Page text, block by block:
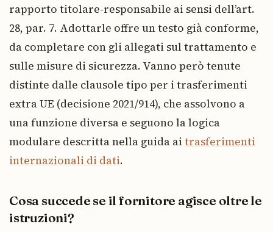
rapporto titolare-responsabile ai sensi dell’art.
28, par. 7. Adottarle offre un testo già conforme,
da completare con gli allegati sul trattamento e
sulle misure di sicurezza. Vanno però tenute
distinte dalle clausole tipo per i trasferimenti
extra UE (decisione 2021/914), che assolvono a
una funzione diversa e seguono la logica
modulare descritta nella guida aitrasferimenti
internazionali di dati.
Cosa succede se il fornitore agisce oltre le
istruzioni?